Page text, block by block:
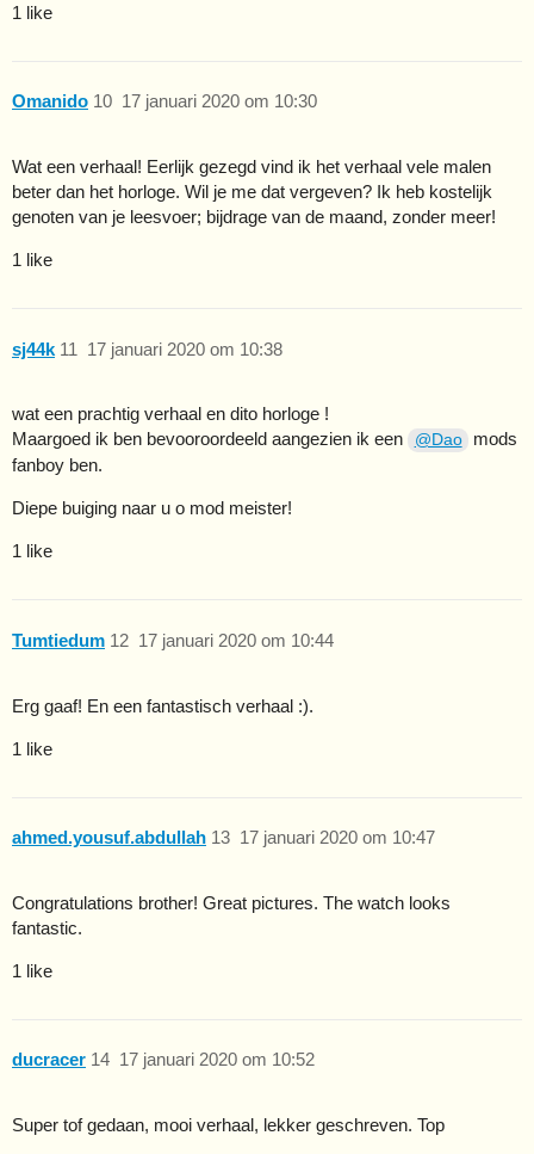
1 like
Omanido 17 januari 2020 om 10:30
10
Wat een verhaal! Eerlijk gezegd vind ik het verhaal vele malen
beter dan het horloge. Wil je me dat vergeven? Ik heb kostelijk
genoten van je leesvoer; bijdrage van de maand, zonder meer!
1 like
sj44k 17 januari 2020 om 10:38
11
wat een prachtig verhaal en dito horloge !
Maargoed ik ben bevooroordeeld aangezien ik een
@Dao
mods
fanboy ben.
Diepe buiging naar u o mod meister!
1 like
Tumtiedum 17 januari 2020 om 10:44
12
Erg gaaf! En een fantastisch verhaal :).
1 like
ahmed.yousuf.abdullah 17 januari 2020 om 10:47
13
Congratulations brother! Great pictures. The watch looks
fantastic.
1 like
ducracer 17 januari 2020 om 10:52
14
Super tof gedaan, mooi verhaal, lekker geschreven. Top